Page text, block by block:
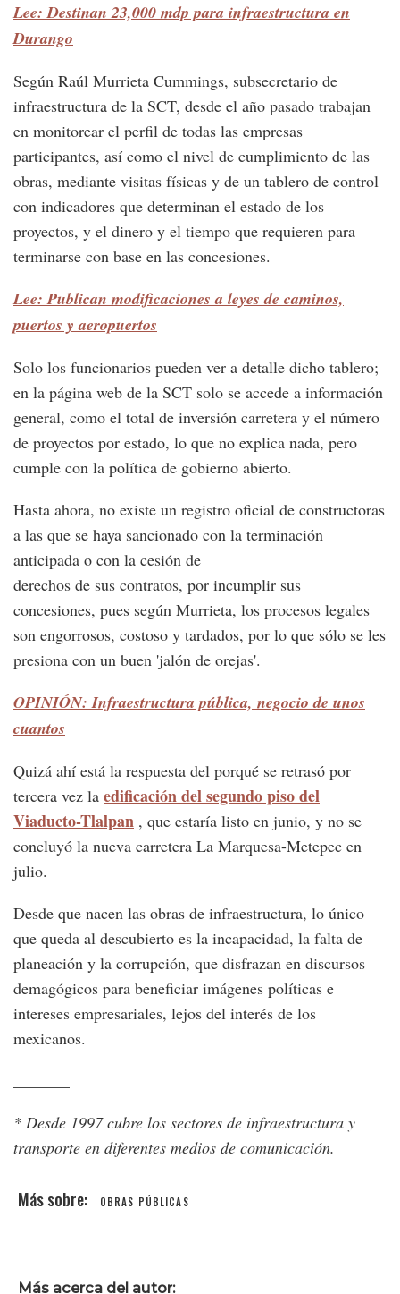
Lee: Destinan 23,000 mdp para infraestructura en
Durango
Según Raúl Murrieta Cummings, subsecretario de
infraestructura de la SCT, desde el año pasado trabajan
en monitorear el perfil de todas las empresas
participantes, así como el nivel de cumplimiento de las
obras, mediante visitas físicas y de un tablero de control
con indicadores que determinan el estado de los
proyectos, y el dinero y el tiempo que requieren para
terminarse con base en las concesiones.
Lee: Publican modificaciones a leyes de caminos,
puertos y aeropuertos
Solo los funcionarios pueden ver a detalle dicho tablero;
en la página web de la SCT solo se accede a información
general, como el total de inversión carretera y el número
de proyectos por estado, lo que no explica nada, pero
cumple con la política de gobierno abierto.
Hasta ahora, no existe un registro oficial de constructoras
a las que se haya sancionado con la terminación
anticipada o con la cesión de
derechos de sus contratos, por incumplir sus
concesiones, pues según Murrieta, los procesos legales
son engorrosos, costoso y tardados, por lo que sólo se les
presiona con un buen 'jalón de orejas'.
OPINIÓN: Infraestructura pública, negocio de unos
cuantos
Quizá ahí está la respuesta del porqué se retrasó por
tercera vez la edificación del segundo piso del
Viaducto-Tlalpan , que estaría listo en junio, y no se
concluyó la nueva carretera La Marquesa-Metepec en
julio.
Desde que nacen las obras de infraestructura, lo único
que queda al descubierto es la incapacidad, la falta de
planeación y la corrupción, que disfrazan en discursos
demagógicos para beneficiar imágenes políticas e
intereses empresariales, lejos del interés de los
mexicanos.
* Desde 1997 cubre los sectores de infraestructura y
transporte en diferentes medios de comunicación.
OBRAS PÚBLICAS
Más acerca del autor: